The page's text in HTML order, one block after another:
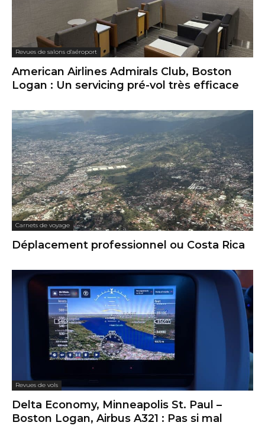
Revues de salons d'aéroport
American Airlines Admirals Club, Boston
Logan : Un servicing pré-vol très efficace
Carnets de voyage
Déplacement professionnel ou Costa Rica
Revues de vols
Delta Economy, Minneapolis St. Paul –
Boston Logan, Airbus A321 : Pas si mal